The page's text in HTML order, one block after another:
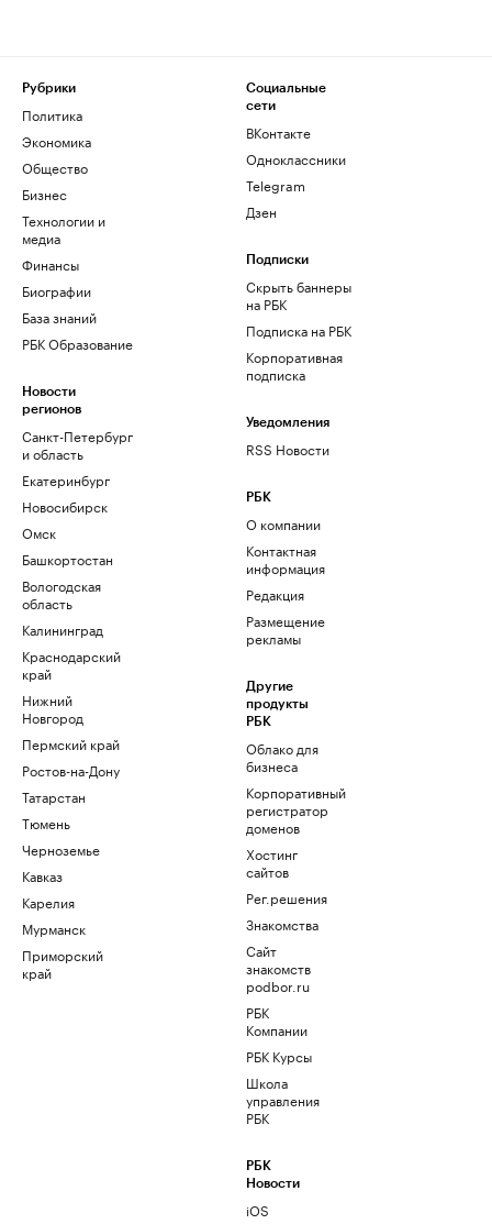
Рубрики
Политика
Экономика
Общество
Бизнес
Технологии и
медиа
Финансы
Биографии
База знаний
РБК Образование
Новости
регионов
Санкт-Петербург
и область
Екатеринбург
Новосибирск
Омск
Башкортостан
Вологодская
область
Калининград
Краснодарский
край
Нижний
Новгород
Пермский край
Ростов-на-Дону
Татарстан
Тюмень
Черноземье
Кавказ
Карелия
Мурманск
Приморский
край
Социальные
сети
ВКонтакте
Одноклассники
Telegram
Дзен
Подписки
Скрыть баннеры
на РБК
Подписка на РБК
Корпоративная
подписка
Уведомления
RSS Новости
РБК
О компании
Контактная
информация
Редакция
Размещение
рекламы
Другие
продукты
РБК
Облако для
бизнеса
Корпоративный
регистратор
доменов
Хостинг
сайтов
Рег.решения
Знакомства
Сайт
знакомств
podbor.ru
РБК
Компании
РБК Курсы
Школа
управления
РБК
РБК
Новости
iOS